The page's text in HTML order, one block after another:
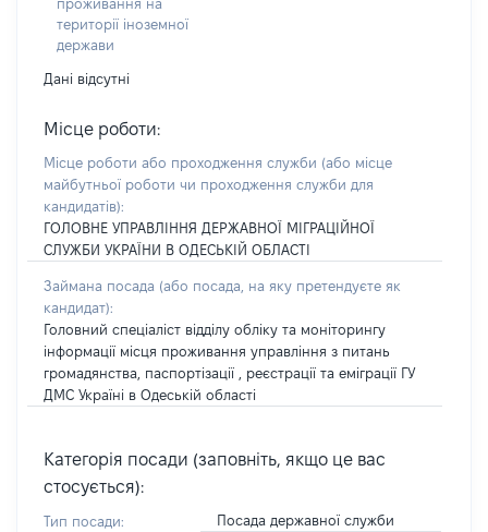
проживання на
території іноземної
держави
Дані відсутні
Місце роботи:
Місце роботи або проходження служби (або місце
майбутньої роботи чи проходження служби для
кандидатів):
ГОЛОВНЕ УПРАВЛІННЯ ДЕРЖАВНОЇ МІГРАЦІЙНОЇ
СЛУЖБИ УКРАЇНИ В ОДЕСЬКІЙ ОБЛАСТІ
Займана посада (або посада, на яку претендуєте як
кандидат):
Головний спеціаліст відділу обліку та моніторингу
інформації місця проживання управління з питань
громадянства, паспортізації , реєстрації та еміграції ГУ
ДМС Україні в Одеській області
Категорія посади (заповніть, якщо це вас
стосується):
Тип посади: Посада державної служби